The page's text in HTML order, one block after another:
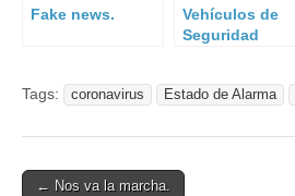
Fake news.
Vehículos de
Seguridad
Tags:
coronavirus Estado de Alarma
Post← Nos va la marcha.